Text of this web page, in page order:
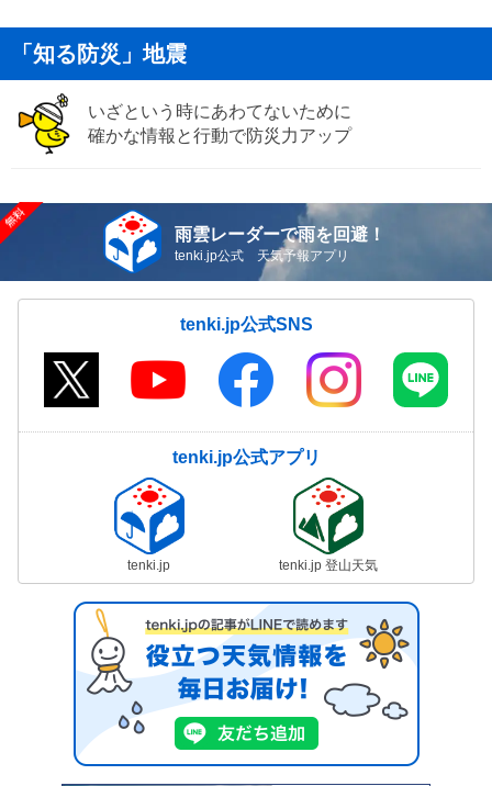
「知る防災」地震
いざという時にあわてないために
確かな情報と行動で防災力アップ
雨雲レーダーで雨を回避！
tenki.jp公式 天気予報アプリ
tenki.jp公式SNS
tenki.jp公式アプリ
tenki.jp tenki.jp 登山天気